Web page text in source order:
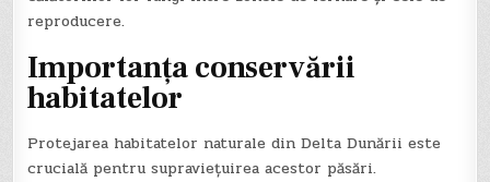
reproducere.
Importanța conservării
habitatelor
Protejarea habitatelor naturale din Delta Dunării este
crucială pentru supraviețuirea acestor păsări.